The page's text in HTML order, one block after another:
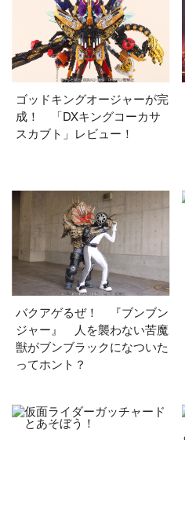
ゴッドキングオージャーが完
成！ 「DXキングコーカサ
スカブト」レビュー！
バクアゲるぜ！ 『ブンブン
ジャー』 人を襲わない苦魔
獣がブンブラックになついた
ってホント？